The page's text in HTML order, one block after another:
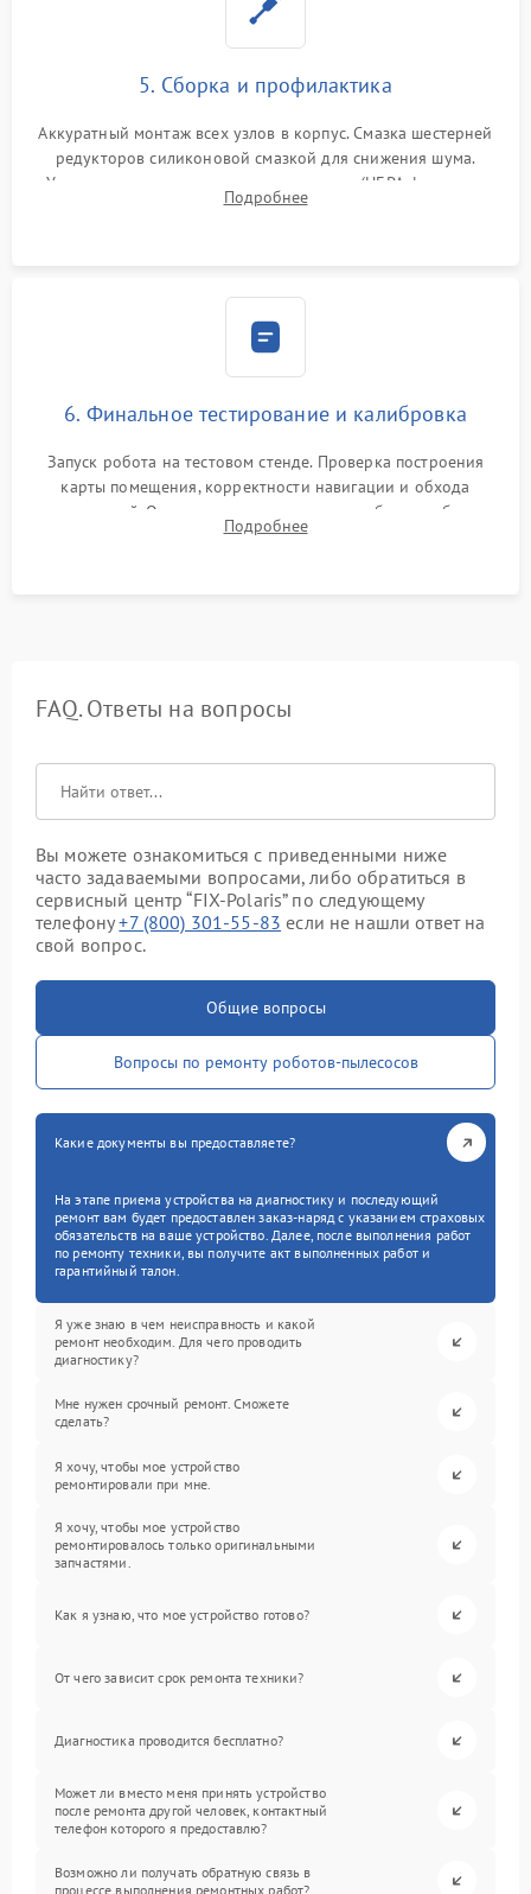
5. Сборка и профилактика
Аккуратный монтаж всех узлов в корпус. Смазка шестерней
редукторов силиконовой смазкой для снижения шума.
Установка новых расходных материалов (HEPA-фильтров,
микрофибры, щеток). Надежная фиксация разъемов и
Подробнее
6. Финальное тестирование и калибровка
Запуск робота на тестовом стенде. Проверка построения
карты помещения, корректности навигации и обхода
препятствий. Оценка силы всасывания и работы турбины.
Тестирование автоматического возврата на док-станцию и
Подробнее
FAQ. Ответы на вопросы
Вы можете ознакомиться с приведенными ниже
часто задаваемыми вопросами, либо обратиться в
сервисный центр “FIX-Polaris” по следующему
телефону+7 (800) 301-55-83 если не нашли ответ на
свой вопрос.
Общие вопросы
Вопросы по ремонту роботов-пылесосов
Какие документы вы предоставляете?
На этапе приема устройства на диагностику и последующий
ремонт вам будет предоставлен заказ-наряд с указанием страховых
обязательств на ваше устройство. Далее, после выполнения работ
по ремонту техники, вы получите акт выполненных работ и
гарантийный талон.
Я уже знаю в чем неисправность и какой
ремонт необходим. Для чего проводить
диагностику?
Мне нужен срочный ремонт. Сможете
сделать?
Я хочу, чтобы мое устройство
ремонтировали при мне.
Я хочу, чтобы мое устройство
ремонтировалось только оригинальными
запчастями.
Как я узнаю, что мое устройство готово?
От чего зависит срок ремонта техники?
Диагностика проводится бесплатно?
Может ли вместо меня принять устройство
после ремонта другой человек, контактный
телефон которого я предоставлю?
Возможно ли получать обратную связь в
процессе выполнения ремонтных работ?